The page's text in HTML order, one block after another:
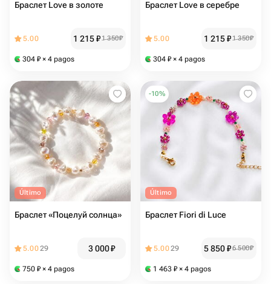
Браслет Love в золоте
5.00 1 215₽1 350₽
304 ₽ × 4 pagos
Браслет Love в серебре
5.00 1 215₽1 350₽
304 ₽ × 4 pagos
Último
Браслет «Поцелуй солнца»
5.0029 3 000₽
750 ₽ × 4 pagos
-10%
Último
Браслет Fiori di Luce
5.0029 5 850₽6 500₽
1 463 ₽ × 4 pagos